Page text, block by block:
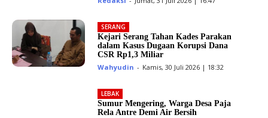
SERANG
Kejari Serang Tahan Kades Parakan
dalam Kasus Dugaan Korupsi Dana
CSR Rp1,3 Miliar
Wahyudin - Kamis, 30 Juli 2026 | 18:32
LEBAK
Sumur Mengering, Warga Desa Paja
Rela Antre Demi Air Bersih